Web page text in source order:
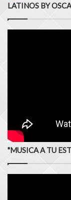
LATINOS BY
"MUSICA A TU